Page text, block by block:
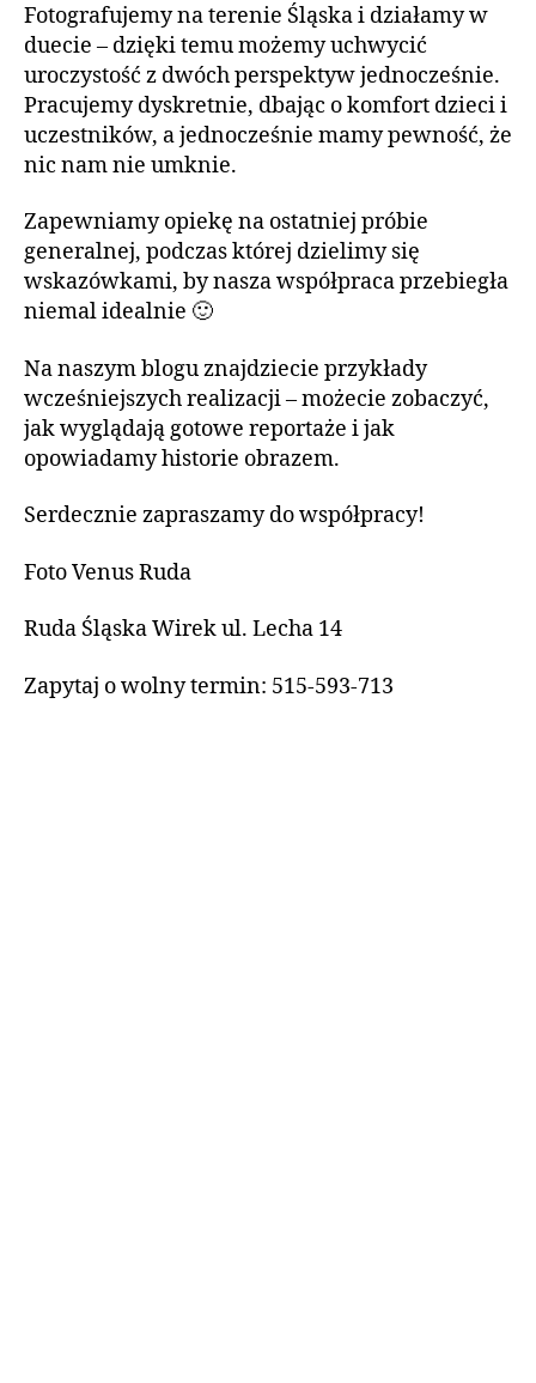
Fotografujemy na terenie Śląska i działamy w
duecie – dzięki temu możemy uchwycić
uroczystość z dwóch perspektyw jednocześnie.
Pracujemy dyskretnie, dbając o komfort dzieci i
uczestników, a jednocześnie mamy pewność, że
nic nam nie umknie.
Zapewniamy opiekę na ostatniej próbie
generalnej, podczas której dzielimy się
wskazówkami, by nasza współpraca przebiegła
niemal idealnie 🙂
Na naszym blogu znajdziecie przykłady
wcześniejszych realizacji – możecie zobaczyć,
jak wyglądają gotowe reportaże i jak
opowiadamy historie obrazem.
Serdecznie zapraszamy do współpracy!
Foto Venus Ruda
Ruda Śląska Wirek ul. Lecha 14
Zapytaj o wolny termin: 515-593-713